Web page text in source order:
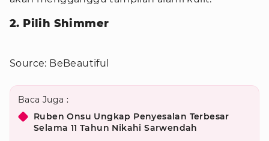
2. Pilih Shimmer
Source: BeBeautiful
Baca Juga :
Ruben Onsu Ungkap Penyesalan Terbesar
Selama 11 Tahun Nikahi Sarwendah